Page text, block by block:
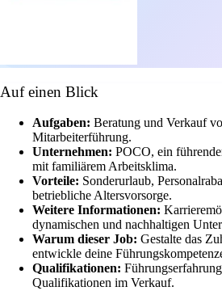
Auf einen Blick
Aufgaben: Beratung und Verkauf
Mitarbeiterführung.
Unternehmen: POCO, ein
mit familiärem Arbeitsklima.
Vorteile: Sonderurlaub,
betriebliche Altersvorsorge.
Weitere Informationen:
dynamischen und nachhaltigen
Warum dieser Job: Gestalte das
entwickle deine
Qualifikationen:
Qualifikationen im Verkauf.